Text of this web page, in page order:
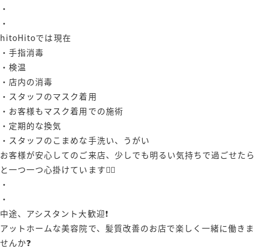
・
・
hitoHitoでは現在
・手指消毒
・検温
・店内の消毒
・スタッフのマスク着用
・お客様もマスク着用での施術
・定期的な換気
・スタッフのこまめな手洗い、うがい
お客様が安心してのご来店、少しでも明るい気持ちで過ごせたら
と一つ一つ心掛けています🙇‍♂️
・
・
中途、アシスタント大歓迎❗️
アットホームな美容院で、髪質改善のお店で楽しく一緒に働きま
せんか❓